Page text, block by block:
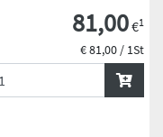
81,00€1
€ 81,00 / 1St